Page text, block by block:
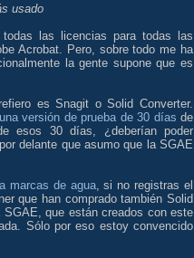
usado
las licencias para todas las
Acrobat. Pero, sobre todo me ha
la gente supone que es
es Snagit o Solid Converter.
versión de prueba de 30 días de
esos 30 días, ¿deberían poder
delante que asumo que la SGAE
marcas de agua, si no registras el
que han comprado también Solid
que están creados con este
Sólo por eso estoy convencido